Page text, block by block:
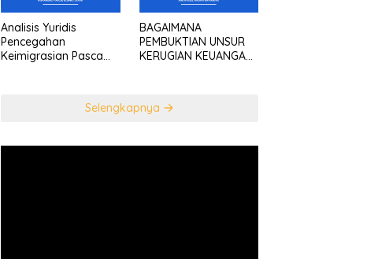
Analisis Yuridis
Pencegahan
Keimigrasian Pasca
BAGAIMANA
PEMBUKTIAN UNSUR
KERUGIAN KEUANGAN
Selengkapnya